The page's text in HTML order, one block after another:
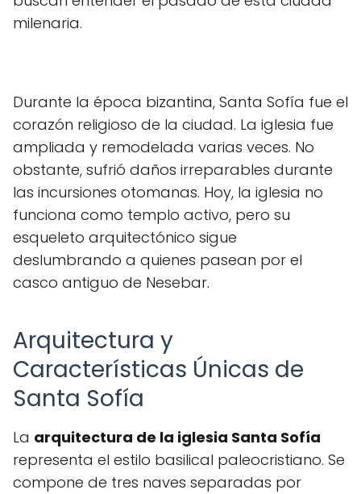
milenaria.
Durante la época bizantina, Santa Sofía fue el
corazón religioso de la ciudad. La iglesia fue
ampliada y remodelada varias veces. No
obstante, sufrió daños irreparables durante
las incursiones otomanas. Hoy, la iglesia no
funciona como templo activo, pero su
esqueleto arquitectónico sigue
deslumbrando a quienes pasean por el
casco antiguo de Nesebar.
Arquitectura y
Características Únicas de
Santa Sofía
La arquitectura de la iglesia Santa Sofía
representa el estilo basilical paleocristiano. Se
compone de tres naves separadas por